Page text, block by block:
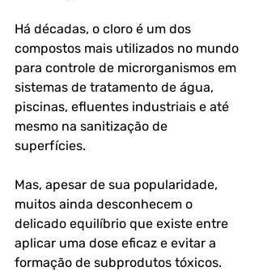
Há décadas, o cloro é um dos
compostos mais utilizados no mundo
para controle de microrganismos em
sistemas de tratamento de água,
piscinas, efluentes industriais e até
mesmo na sanitização de
superfícies.
Mas, apesar de sua popularidade,
muitos ainda desconhecem o
delicado equilíbrio que existe entre
aplicar uma dose eficaz e evitar a
formação de subprodutos tóxicos.